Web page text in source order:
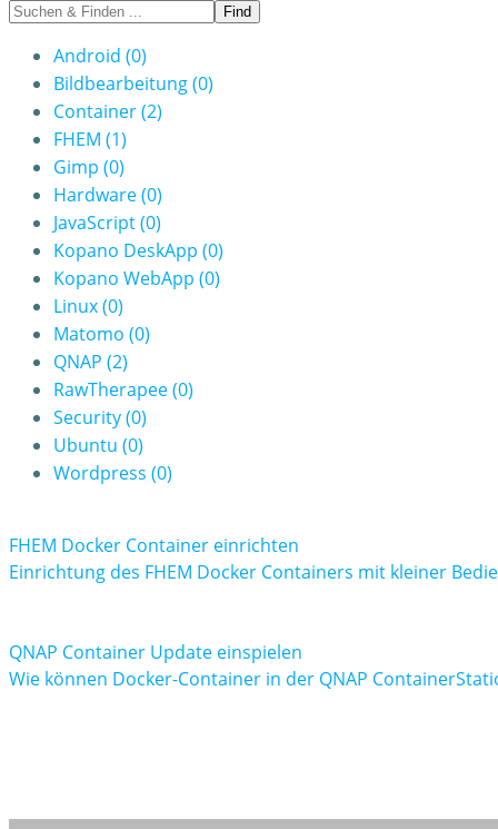
Android (0)
Bildbearbeitung(0)
Container(2)
FHEM (1)
Gimp (0)
Hardware(0)
JavaScript(0)
Kopano DeskApp (0)
Kopano WebApp (0)
Linux(0)
Matomo (0)
QNAP (2)
RawTherapee(0)
Security(0)
Ubuntu (0)
Wordpress (0)
FHEM Docker Container einrichten
Einrichtung des FHEM Docker Containers mit kleiner
QNAP Container Update einspielen
Wie können Docker-Container in der QNAP